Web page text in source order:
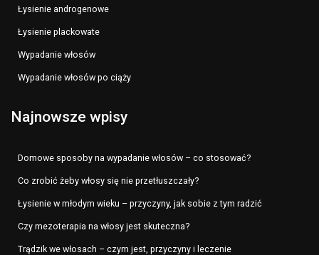
Łysienie androgenowe
Łysienie plackowate
Wypadanie włosów
Wypadanie włosów po ciąży
Najnowsze wpisy
Domowe sposoby na wypadanie włosów – co stosować?
Co zrobić żeby włosy się nie przetłuszczały?
Łysienie w młodym wieku – przyczyny, jak sobie z tym radzić
Czy mezoterapia na włosy jest skuteczna?
Trądzik we włosach – czym jest, przyczyny i leczenie